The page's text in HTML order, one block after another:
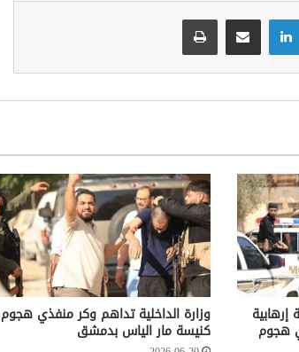
لينكدإنمشاركة عبر البريد طباعة
إرهابية
هجوم
وزارة الداخلية تداهم وكر منفذي هجوم
كنيسة مار الياس بدمشق